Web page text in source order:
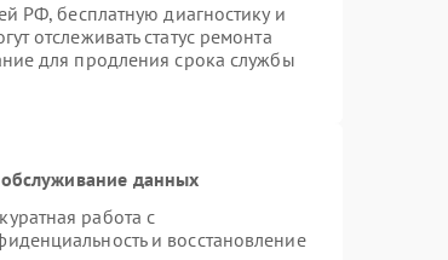
РФ, бесплатную диагностику и
отслеживать статус ремонта
для продления срока службы
данных
работа с
и восстановление